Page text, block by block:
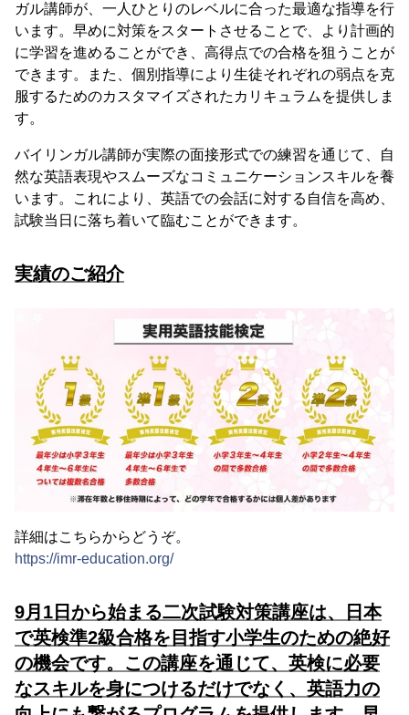
ガル講師が、一人ひとりのレベルに合った最適な指導を行
います。早めに対策をスタートさせることで、より計画的
に学習を進めることができ、高得点での合格を狙うことが
できます。また、個別指導により生徒それぞれの弱点を克
服するためのカスタマイズされたカリキュラムを提供しま
す。
バイリンガル講師が実際の面接形式での練習を通じて、自
然な英語表現やスムーズなコミュニケーションスキルを養
います。これにより、英語での会話に対する自信を高め、
試験当日に落ち着いて臨むことができます。
実績のご紹介
詳細はこちらからどうぞ。
https://imr-education.org/
9月1日から始まる二次試験対策講座は、日本
で英検準2級合格を目指す小学生のための絶好
の機会です。この講座を通じて、英検に必要
なスキルを身につけるだけでなく、英語力の